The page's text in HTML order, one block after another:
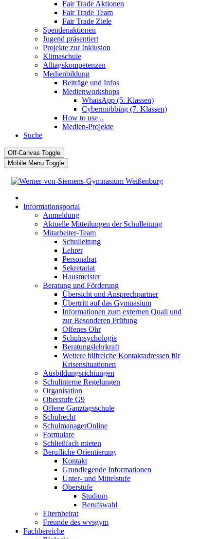
Fair Trade Aktionen
Fair Trade Team
Fair Trade Ziele
Spendenaktionen
Jugend präsentiert
Projekte zur Inklusion
Klimaschule
Alltagskompetenzen
Medienbildung
Beiträge und Infos
Medienworkshops
WhatsApp (5. Klassen)
Cybermobbing (7. Klassen)
How to use ..
Medien-Projekte
Suche
Off-Canvas Toggle
Mobile Menu Toggle
Informationsportal
Anmeldung
Aktuelle Mitteilungen der Schulleitung
Mitarbeiter-Team
Schulleitung
Lehrer
Personalrat
Sekretariat
Hausmeister
Beratung und Förderung
Übersicht und Ansprechpartner
Übertritt auf das Gymnasium
Informationen zum externen Quali und
zur Besonderen Prüfung
Offenes Ohr
Schulpsychologie
Beratungslehrkraft
Weitere hilfreiche Kontaktadressen für
Krisensituationen
Ausbildungsrichtungen
Schulinterne Regelungen
Organisation
Oberstufe G9
Offene Ganztagsschule
Schulrecht
SchulmanagerOnline
Formulare
Schließfach mieten
Berufliche Orientierung
Kontakt
Grundlegende Informationen
Unter- und Mittelstufe
Oberstufe
Studium
Berufswahl
Elternbeirat
Freunde des wvsgym
Fachbereiche